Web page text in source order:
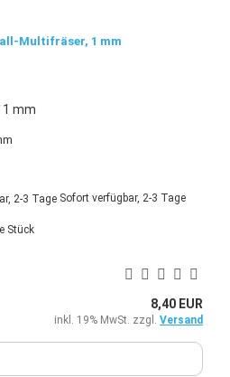
mm
Sofort verfügbar, 2-3 Tage
Stück
8,40 EUR
inkl. 19% MwSt. zzgl. Versand